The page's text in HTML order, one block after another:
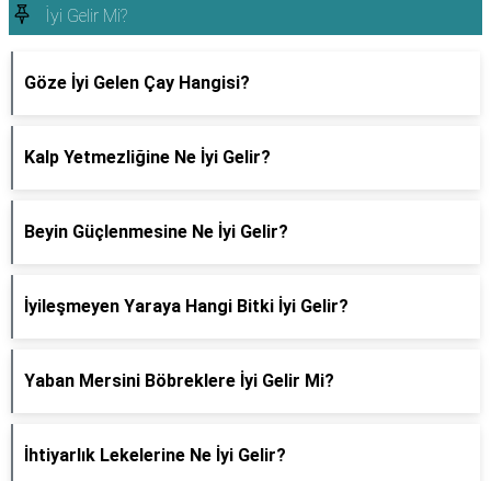
İyi Gelir Mi?
Göze İyi Gelen Çay Hangisi?
Kalp Yetmezliğine Ne İyi Gelir?
Beyin Güçlenmesine Ne İyi Gelir?
İyileşmeyen Yaraya Hangi Bitki İyi Gelir?
Yaban Mersini Böbreklere İyi Gelir Mi?
İhtiyarlık Lekelerine Ne İyi Gelir?